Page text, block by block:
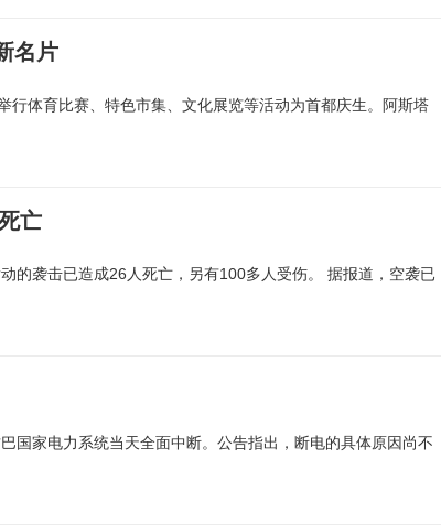
名片
体育比赛、特色市集、文化展览等活动为首都庆生。阿斯塔
亡
的袭击已造成26人死亡，另有100多人受伤。 据报道，空袭已
国家电力系统当天全面中断。公告指出，断电的具体原因尚不